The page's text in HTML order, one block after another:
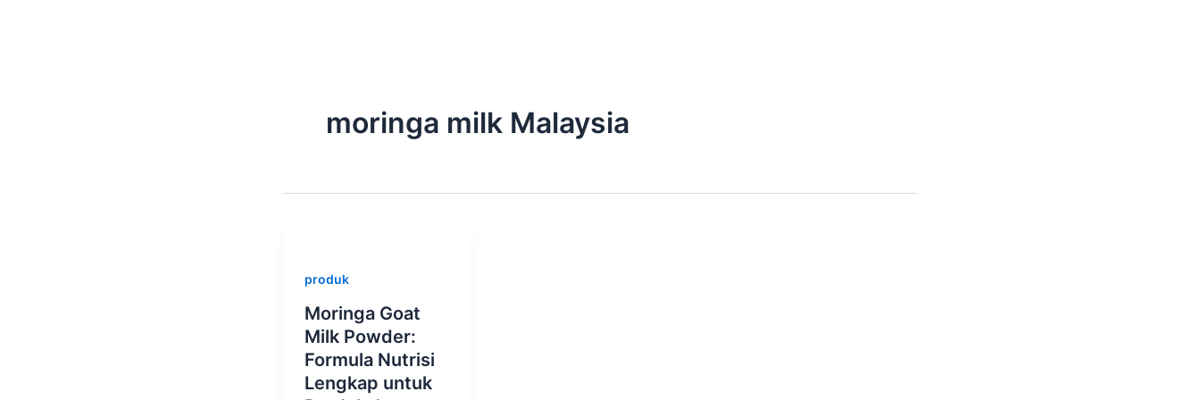
moringa milk Malaysia
produk
Moringa Goat
Milk Powder:
Formula Nutrisi
Lengkap untuk